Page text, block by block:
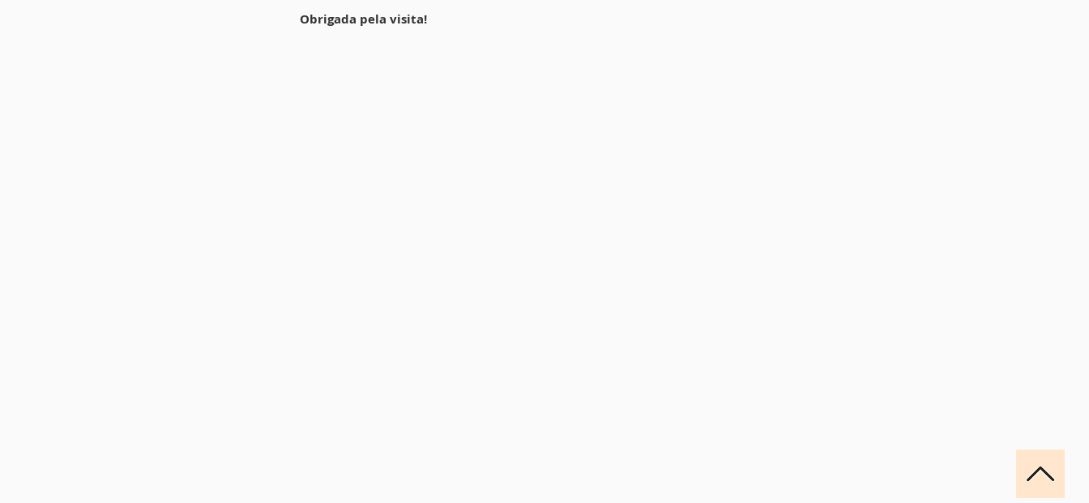
Obrigada pela visita!